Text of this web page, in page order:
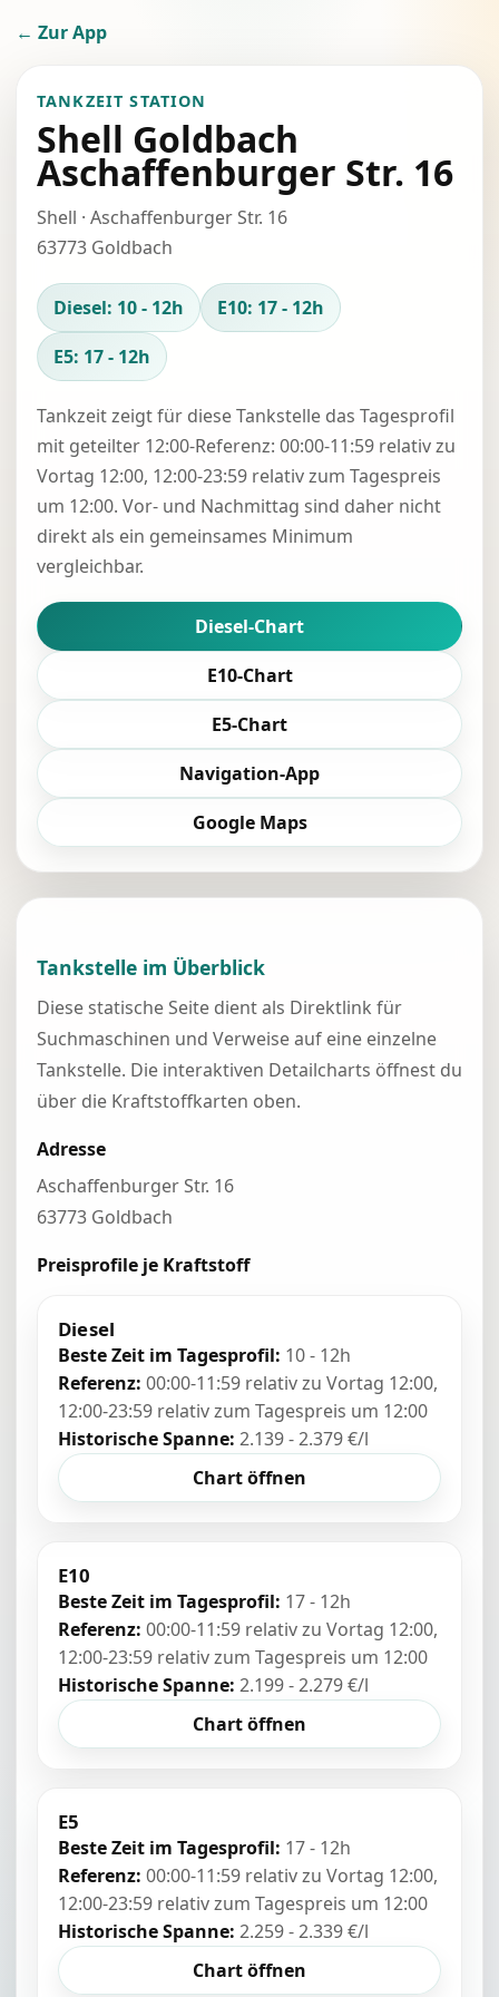
← Zur App
TANKZEIT STATION
Shell Goldbach
Aschaffenburger Str. 16
Shell · Aschaffenburger Str. 16
63773 Goldbach
Diesel: 10 - 12h
E10: 17 - 12h
E5: 17 - 12h
Tankzeit zeigt für diese Tankstelle das Tagesprofil
mit geteilter 12:00-Referenz: 00:00-11:59 relativ zu
Vortag 12:00, 12:00-23:59 relativ zum Tagespreis
um 12:00. Vor- und Nachmittag sind daher nicht
direkt als ein gemeinsames Minimum
vergleichbar.
Diesel-Chart
E10-Chart
E5-Chart
Navigation-App
Google Maps
Tankstelle im Überblick
Diese statische Seite dient als Direktlink für
Suchmaschinen und Verweise auf eine einzelne
Tankstelle. Die interaktiven Detailcharts öffnest du
über die Kraftstoffkarten oben.
Adresse
Aschaffenburger Str. 16
63773 Goldbach
Preisprofile je Kraftstoff
Diesel
Beste Zeit im Tagesprofil: 10 - 12h
Referenz: 00:00-11:59 relativ zu Vortag 12:00,
12:00-23:59 relativ zum Tagespreis um 12:00
Historische Spanne: 2.139 - 2.379 €/l
Chart öffnen
E10
Beste Zeit im Tagesprofil: 17 - 12h
Referenz: 00:00-11:59 relativ zu Vortag 12:00,
12:00-23:59 relativ zum Tagespreis um 12:00
Historische Spanne: 2.199 - 2.279 €/l
Chart öffnen
E5
Beste Zeit im Tagesprofil: 17 - 12h
Referenz: 00:00-11:59 relativ zu Vortag 12:00,
12:00-23:59 relativ zum Tagespreis um 12:00
Historische Spanne: 2.259 - 2.339 €/l
Chart öffnen